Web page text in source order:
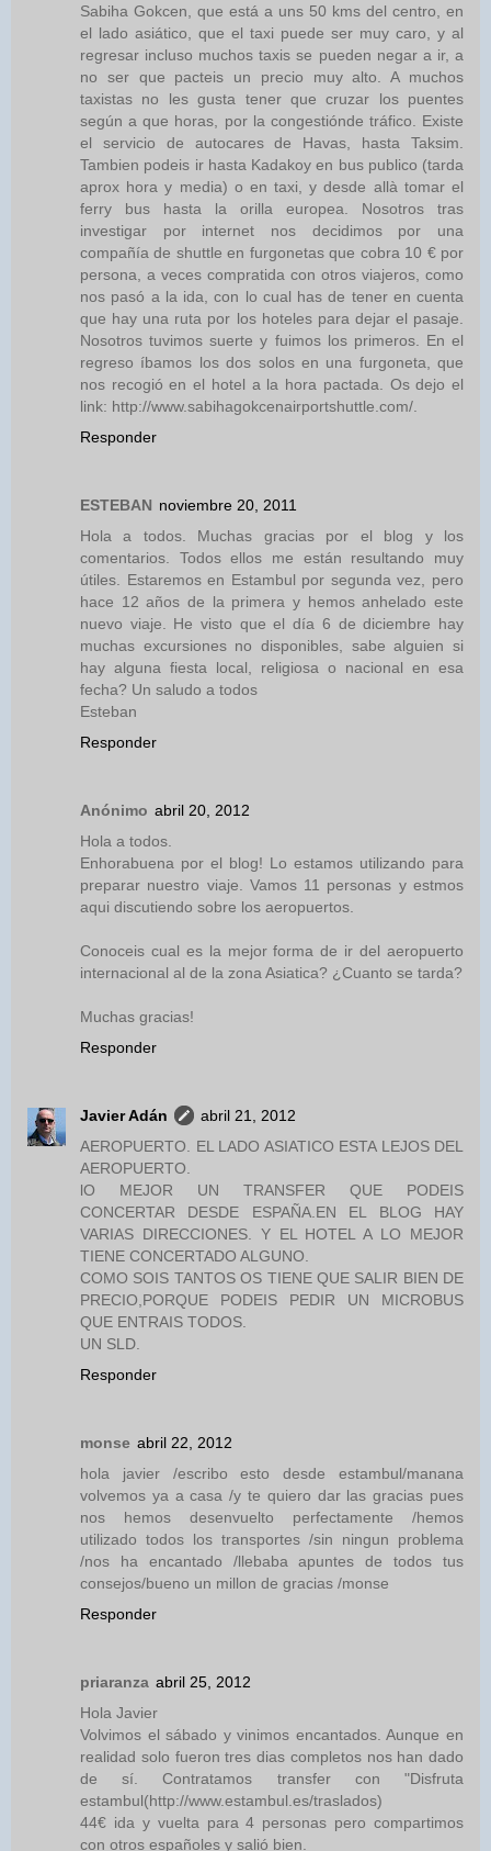
Sabiha Gokcen, que está a uns 50 kms del centro, en
el lado asiático, que el taxi puede ser muy caro, y al
regresar incluso muchos taxis se pueden negar a ir, a
no ser que pacteis un precio muy alto. A muchos
taxistas no les gusta tener que cruzar los puentes
según a que horas, por la congestiónde tráfico. Existe
el servicio de autocares de Havas, hasta Taksim.
Tambien podeis ir hasta Kadakoy en bus publico (tarda
aprox hora y media) o en taxi, y desde allà tomar el
ferry bus hasta la orilla europea. Nosotros tras
investigar por internet nos decidimos por una
compañía de shuttle en furgonetas que cobra 10 € por
persona, a veces compratida con otros viajeros, como
nos pasó a la ida, con lo cual has de tener en cuenta
que hay una ruta por los hoteles para dejar el pasaje.
Nosotros tuvimos suerte y fuimos los primeros. En el
regreso íbamos los dos solos en una furgoneta, que
nos recogió en el hotel a la hora pactada. Os dejo el
link: http://www.sabihagokcenairportshuttle.com/.
Responder
ESTEBAN noviembre 20, 2011
Hola a todos. Muchas gracias por el blog y los
comentarios. Todos ellos me están resultando muy
útiles. Estaremos en Estambul por segunda vez, pero
hace 12 años de la primera y hemos anhelado este
nuevo viaje. He visto que el día 6 de diciembre hay
muchas excursiones no disponibles, sabe alguien si
hay alguna fiesta local, religiosa o nacional en esa
fecha? Un saludo a todos
Esteban
Responder
Anónimo abril 20, 2012
Hola a todos.
Enhorabuena por el blog! Lo estamos utilizando para
preparar nuestro viaje. Vamos 11 personas y estmos
aqui discutiendo sobre los aeropuertos.
Conoceis cual es la mejor forma de ir del aeropuerto
internacional al de la zona Asiatica? ¿Cuanto se tarda?
Muchas gracias!
Responder
Javier Adán
abril 21, 2012
AEROPUERTO. EL LADO ASIATICO ESTA LEJOS DEL
AEROPUERTO.
lO MEJOR UN TRANSFER QUE PODEIS
CONCERTAR DESDE ESPAÑA.EN EL BLOG HAY
VARIAS DIRECCIONES. Y EL HOTEL A LO MEJOR
TIENE CONCERTADO ALGUNO.
COMO SOIS TANTOS OS TIENE QUE SALIR BIEN DE
PRECIO,PORQUE PODEIS PEDIR UN MICROBUS
QUE ENTRAIS TODOS.
UN SLD.
Responder
monse abril 22, 2012
hola javier /escribo esto desde estambul/manana
volvemos ya a casa /y te quiero dar las gracias pues
nos hemos desenvuelto perfectamente /hemos
utilizado todos los transportes /sin ningun problema
/nos ha encantado /llebaba apuntes de todos tus
consejos/bueno un millon de gracias /monse
Responder
priaranza abril 25, 2012
Hola Javier
Volvimos el sábado y vinimos encantados. Aunque en
realidad solo fueron tres dias completos nos han dado
de sí. Contratamos transfer con "Disfruta
estambul(http://www.estambul.es/traslados)
44€ ida y vuelta para 4 personas pero compartimos
con otros españoles y salió bien.